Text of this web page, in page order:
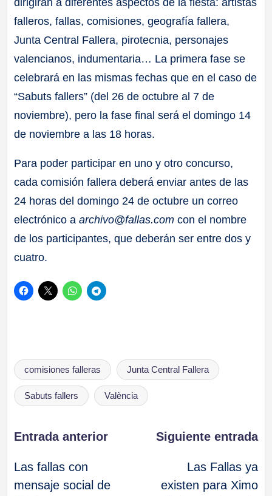
falleros, fallas, comisiones, geografía fallera,
Junta Central Fallera, pirotecnia, personajes
valencianos, indumentaria… La primera fase se
celebrará en las mismas fechas que en el caso de
“Sabuts fallers” (del 26 de octubre al 7 de
noviembre), pero la fase final será el domingo 14
de noviembre a las 18 horas.
Para poder participar en uno y otro concurso,
cada comisión fallera deberá enviar antes de las
24 horas del domingo 24 de octubre un correo
electrónico aarchivo@fallas.com con el nombre
de los participantes, que deberán ser entre dos y
cuatro.
Etiquetas:
comisiones falleras Junta Central Fallera
Sabuts fallers València
Navegación
de
Entrada anterior
Las fallas con
mensaje social de
Siguiente entrada
Las Fallas ya
existen para Ximo